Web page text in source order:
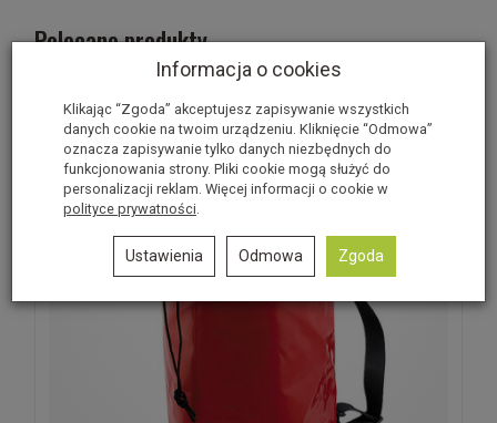
Polecane produkty
Informacja o cookies
Klikając “Zgoda” akceptujesz zapisywanie wszystkich
danych cookie na twoim urządzeniu. Kliknięcie “Odmowa”
oznacza zapisywanie tylko danych niezbędnych do
funkcjonowania strony. Pliki cookie mogą służyć do
personalizacji reklam. Więcej informacji o cookie w
polityce prywatności
Ustawienia Odmowa Zgoda